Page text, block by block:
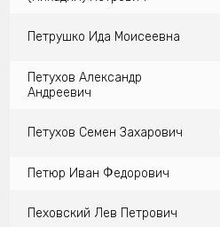
Петрушко Ида Моисеевна
Петухов Александр
Андреевич
Петухов Семен Захарович
Петюр Иван Федорович
Пеховский Лев Петрович